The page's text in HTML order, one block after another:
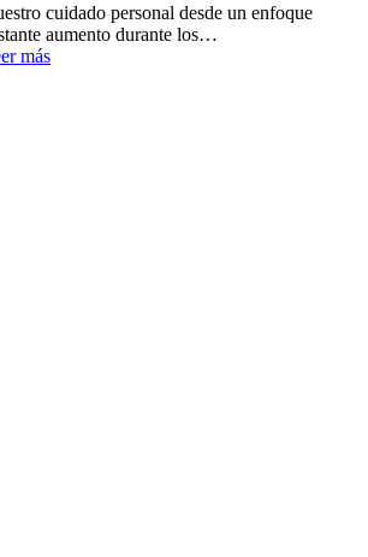
cuidado personal desde un enfoque
aumento durante los…
más